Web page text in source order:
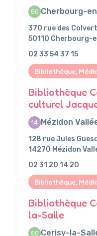
50 Cherbourg-
370 rue des
50110 Cherbourg-
02 33 54 37 15
Bibliothèque,
Bibliothèque
culturel
14 Mézidon
128 rue Jules
14270 Mézidon
02 31 20 14 20
Bibliothèque,
Bibliothèque
la-Salle
50 Cerisy-la-